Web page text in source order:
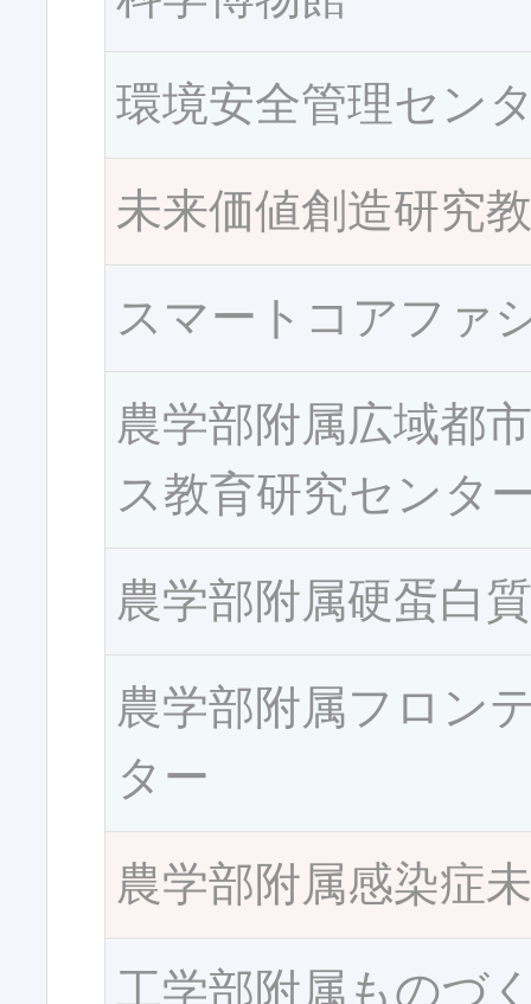
環境安全管理セン
未来価値創造研究
スマートコアファ
農学部附属広域都
ス教育研究センタ
農学部附属硬蛋白
農学部附属フロン
ター
農学部附属感染症
工学部附属ものづ